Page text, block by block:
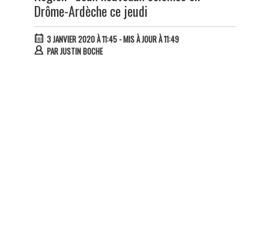
Drôme-Ardèche ce jeudi
3 JANVIER 2020 À 11:45- MIS À JOUR À 11:49
PARJUSTIN BOCHE